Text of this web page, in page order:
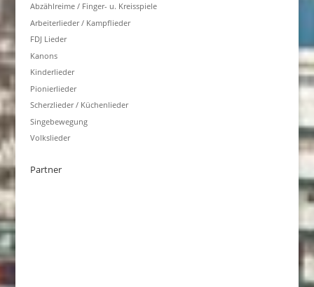
Abzählreime / Finger- u. Kreisspiele
Arbeiterlieder / Kampflieder
FDJ Lieder
Kanons
Kinderlieder
Pionierlieder
Scherzlieder / Küchenlieder
Singebewegung
Volkslieder
Partner